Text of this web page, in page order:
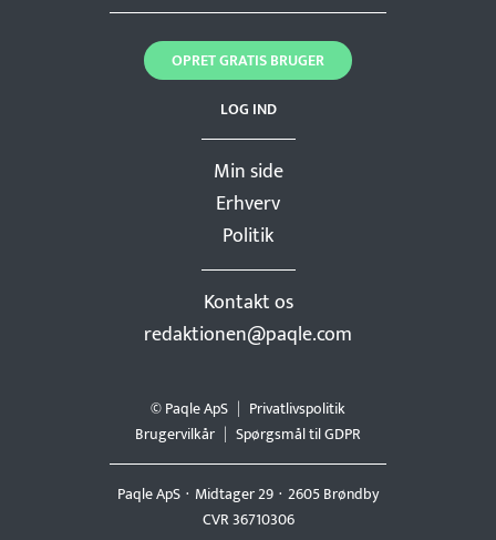
Min side
Erhverv
Politik
Kontakt os
redaktionen@paqle.com
LOG IND
OPRET GRATIS BRUGER
Paqle ApS Midtager 29 2605 Brøndby
CVR 36710306
© Paqle ApS
Privatlivspolitik
Brugervilkår
Spørgsmål til GDPR